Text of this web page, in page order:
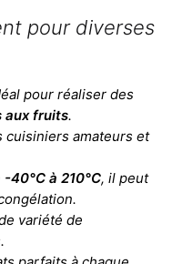
pour diverses
pour réaliser des
aux fruits.
cuisiniers amateurs et
-40°C à 210°C, il peut
variété de